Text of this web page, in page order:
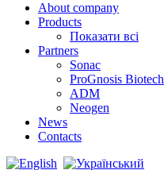
About company
Products
Показати всі
Partners
Sonac
ProGnosis Biotech
ADM
Neogen
News
Contacts